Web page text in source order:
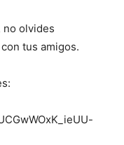
no olvides
tus amigos.